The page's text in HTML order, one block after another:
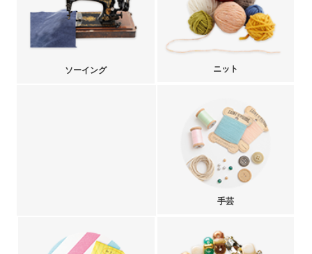
ソーイング ニット
手芸